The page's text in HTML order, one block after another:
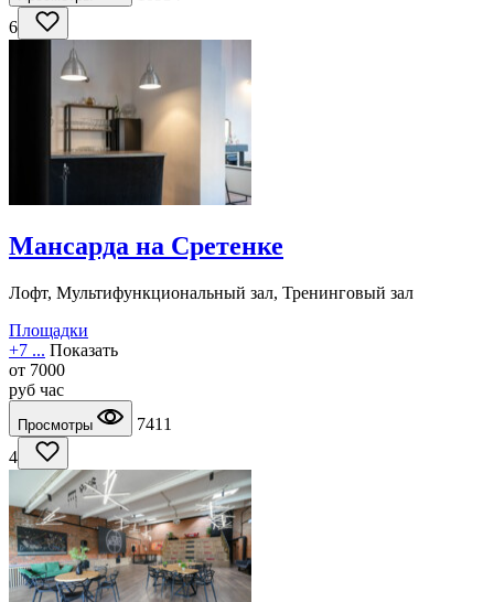
6
Мансарда на Сретенке
Лофт, Мультифункциональный зал, Тренинговый зал
Площадки
+7 ... Показать
от 7000
руб час
Просмотры
7411
4